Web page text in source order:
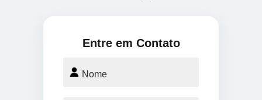
Entre em Contato